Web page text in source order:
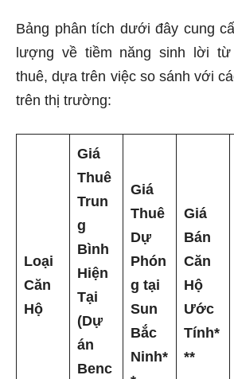
Bảng phân tích dưới đây cung
lượng về tiềm năng sinh lời từ
thuê, dựa trên việc so sánh với
trên thị trường:
Loại
Căn
Hộ
Giá
Thuê
Trun
g
Bình
Hiện
Tại
(Dự
án
Benc
Giá
Thuê
Dự
Phón
g tại
Sun
Bắc
Ninh*
Giá
Bán
Căn
Hộ
Ước
Tính*
**